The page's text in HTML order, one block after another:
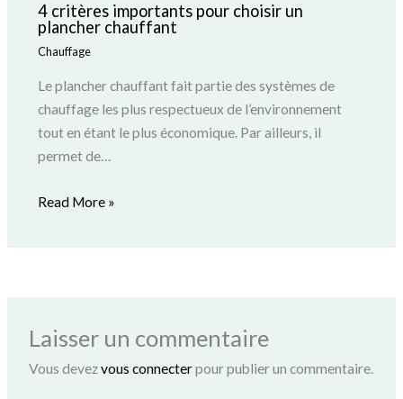
4 critères importants pour choisir un
plancher chauffant
Chauffage
Le plancher chauffant fait partie des systèmes de
chauffage les plus respectueux de l’environnement
tout en étant le plus économique. Par ailleurs, il
permet de…
Read More »
Laisser un commentaire
Vous devezvous connecterpour publier un commentaire.